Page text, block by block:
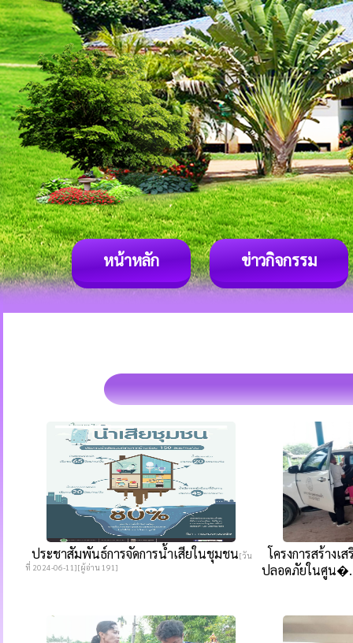
หน้าหลัก ข่าวกิจกรรม
ประชาสัมพันธ์การจัดการน้ำเสียในชุมชน[วัน
ที่ 2024-06-11][ผู้อ่าน 191]
โครงการสร้างเ
ปลอดภัยในศูน